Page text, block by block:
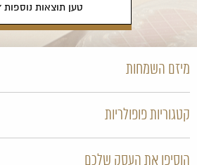
טען תוצאות נוספות
מיזם השמחות
קטגוריות פופולריות
הוסיפו את העסק שלכם